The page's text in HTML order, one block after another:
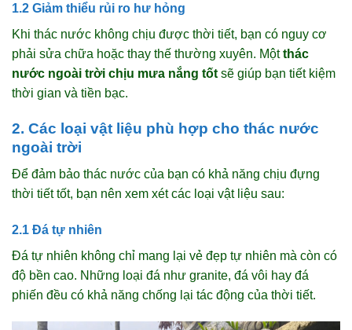
1.2 Giảm thiểu rủi ro hư hỏng
Khi thác nước không chịu được thời tiết, bạn có nguy cơ
phải sửa chữa hoặc thay thế thường xuyên. Mộtthác
nước ngoài trời chịu mưa nắng tốt sẽ giúp bạn tiết kiệm
thời gian và tiền bạc.
2. Các loại vật liệu phù hợp cho thác nước
ngoài trời
Để đảm bảo thác nước của bạn có khả năng chịu đựng
thời tiết tốt, bạn nên xem xét các loại vật liệu sau:
2.1 Đá tự nhiên
Đá tự nhiên không chỉ mang lại vẻ đẹp tự nhiên mà còn có
độ bền cao. Những loại đá như granite, đá vôi hay đá
phiến đều có khả năng chống lại tác động của thời tiết.